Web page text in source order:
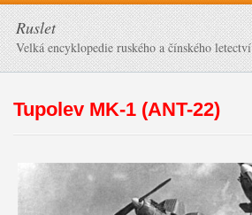
Ruslet
Velká encyklopedie ruského a čínského letectví
Tupolev MK-1 (ANT-22)